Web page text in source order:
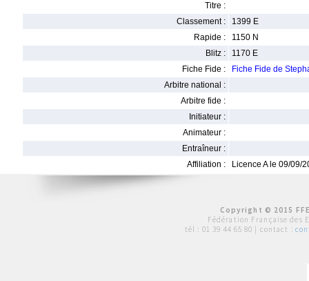
Titre :
Classement :
1399 E
Rapide :
1150 N
Blitz :
1170 E
Fiche Fide :
Fiche Fide de
Arbitre national :
Arbitre fide :
Initiateur :
Animateur :
Entraîneur :
Affiliation :
Licence A le 09/09/
Copyright © 2015
Fédération Française des
tél : 01 39 44 65 80 | contact :